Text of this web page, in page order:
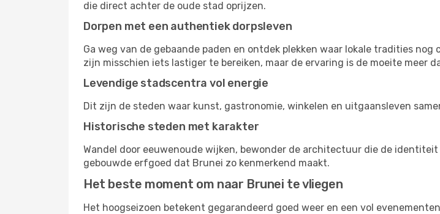
die direct achter de oude stad oprijzen.
Dorpen met een authentiek dorpsleven
Ga weg van de gebaande paden en ontdek plekken waar lokale tradities
zijn misschien iets lastiger te bereiken, maar de ervaring is de moeite meer
Levendige stadscentra vol energie
Dit zijn de steden waar kunst, gastronomie, winkelen en uitgaansleven
Historische steden met karakter
Wandel door eeuwenoude wijken, bewonder de architectuur die de
gebouwde erfgoed dat Brunei zo kenmerkend maakt.
Het beste moment om naar Brunei te vliegen
Het hoogseizoen betekent gegarandeerd goed weer en een vol